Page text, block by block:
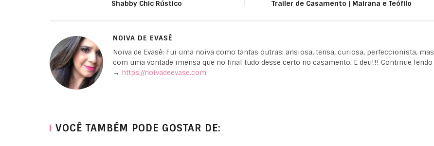
Shabby Chic Rústico Trailer de Casamento | Mairana e Teófilo
NOIVA DE EVASÊ
Noiva de Evasê: Fui uma noiva como tantas outras: ansiosa, tensa, curiosa, perfeccionista, mas
com uma vontade imensa que no final tudo desse certo no casamento. E deu!!! Continue lendo
→ https://noivadeevase.com
VOCÊ TAMBÉM PODE GOSTAR DE: